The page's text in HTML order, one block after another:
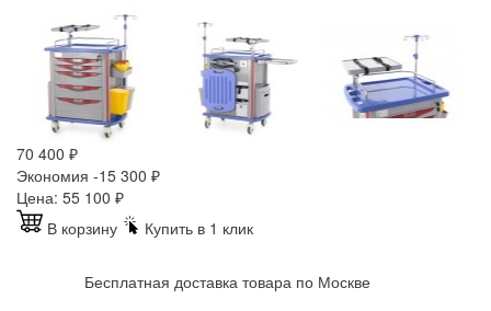
70 400 ₽
Экономия -15 300 ₽
Цена: 55 100 ₽
В корзину
Купить в 1 клик
Бесплатная доставка товара по Москве